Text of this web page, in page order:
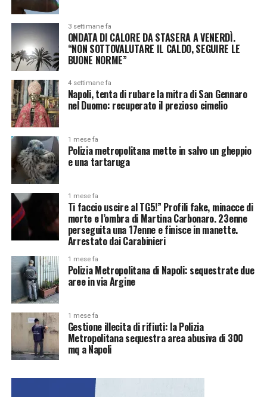
3 settimane fa
ONDATA DI CALORE DA STASERA A VENERDÌ.
“NON SOTTOVALUTARE IL CALDO, SEGUIRE LE
BUONE NORME”
4 settimane fa
Napoli, tenta di rubare la mitra di San Gennaro
nel Duomo: recuperato il prezioso cimelio
1 mese fa
Polizia metropolitana mette in salvo un gheppio
e una tartaruga
1 mese fa
Ti faccio uscire al TG5!” Profili fake, minacce di
morte e l’ombra di Martina Carbonaro. 23enne
perseguita una 17enne e finisce in manette.
Arrestato dai Carabinieri
1 mese fa
Polizia Metropolitana di Napoli: sequestrate due
aree in via Argine
1 mese fa
Gestione illecita di rifiuti: la Polizia
Metropolitana sequestra area abusiva di 300
mq a Napoli